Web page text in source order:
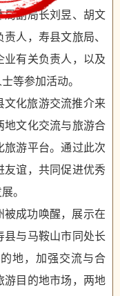
局副局长刘昱、胡文
人，寿县文旅局、
业有关负责人，以及
等参加活动。
文化旅游交流推介来
地文化交流与旅游合
旅游平台。通过此次
友谊，共同促进优秀
。
成功唤醒，展示在
县与马鞍山市同处长
地，加强交流与合
游目的地市场，两地